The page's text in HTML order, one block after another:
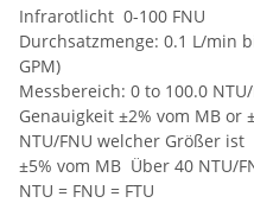
Infrarotlicht 0-100 FNU
Durchsatzmenge: 0.1 L/min
GPM)
Messbereich: 0 to 100.0
Genauigkeit ±2% vom MB or
NTU/FNU welcher Größer ist
±5% vom MB Über 40 NTU/
NTU = FNU = FTU